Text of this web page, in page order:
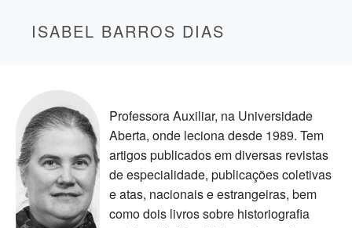
ISABEL BARROS DIAS
Professora Auxiliar, na Universidade
Aberta, onde leciona desde 1989. Tem
artigos publicados em diversas revistas
de especialidade, publicações coletivas
e atas, nacionais e estrangeiras, bem
como dois livros sobre historiografia